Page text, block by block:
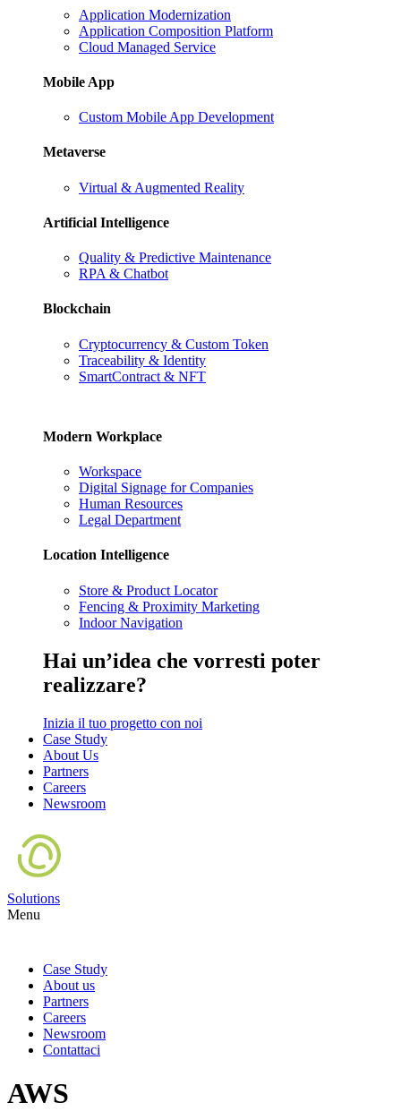
Application Modernization
Application Composition Platform
Cloud Managed Service
Mobile App
Custom Mobile App Development
Metaverse
Virtual & Augmented Reality
Artificial Intelligence
Quality & Predictive Maintenance
RPA & Chatbot
Blockchain
Cryptocurrency & Custom Token
Traceability & Identity
SmartContract & NFT
Modern Workplace
Workspace
Digital Signage for Companies
Human Resources
Legal Department
Location Intelligence
Store & Product Locator
Fencing & Proximity Marketing
Indoor Navigation
Hai un’idea che vorresti poter
realizzare?
Inizia il tuo progetto con noi
Case Study
About Us
Partners
Careers
Newsroom
Solutions
Menu
Case Study
About us
Partners
Careers
Newsroom
Contattaci
AWS